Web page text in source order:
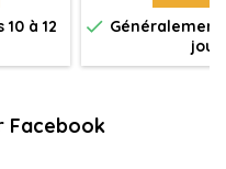
à 12
 Généralement
Facebook